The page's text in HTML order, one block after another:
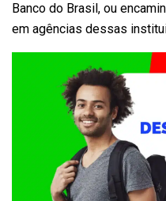
Banco do Brasil, ou
em agências dessas